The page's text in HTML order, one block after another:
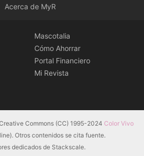
Acerca de MyR
Mascotalia
Cómo Ahorrar
Portal Financiero
Mi Revista
Commons (CC) 1995-2024 Color Vivo
Otros contenidos se cita fuente.
dedicados de Stackscale.